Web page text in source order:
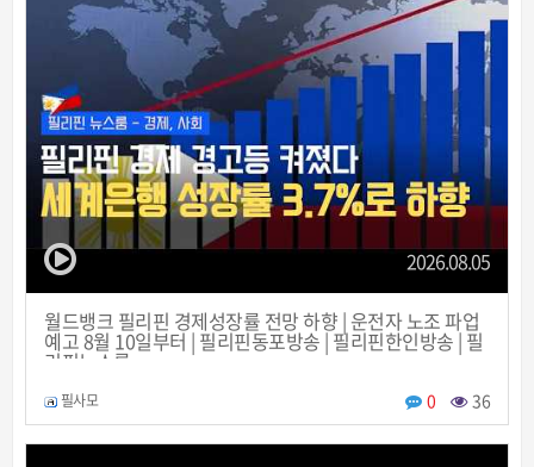
2026.08.05
월드뱅크 필리핀 경제성장률 전망 하향 | 운전자 노조 파업
예고 8월 10일부터 | 필리핀동포방송 | 필리핀한인방송 | 필
리핀뉴스룸
필사모 0 36